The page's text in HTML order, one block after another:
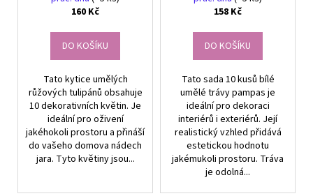
160 Kč
DO KOŠÍKU
Tato kytice umělých
růžových tulipánů obsahuje
10 dekorativních květin. Je
ideální pro oživení
jakéhokoli prostoru a přináší
do vašeho domova nádech
jara. Tyto květiny jsou...
158 Kč
DO KOŠÍKU
Tato sada 10 kusů bílé
umělé trávy pampas je
ideální pro dekoraci
interiérů i exteriérů. Její
realistický vzhled přidává
estetickou hodnotu
jakémukoli prostoru. Tráva
je odolná...